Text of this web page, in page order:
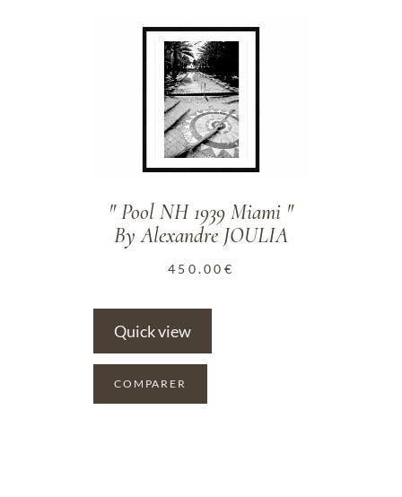
" Pool NH 1939 Miami "
By Alexandre JOULIA
450.00 €
Quick view
COMPARER